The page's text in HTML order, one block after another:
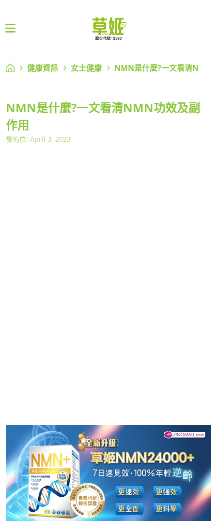
健康資訊 女士健康 NMN是什麼?一文看清N
NMN是什麼?一文看清NMN功效及副
作用
發佈於: April 3, 2023